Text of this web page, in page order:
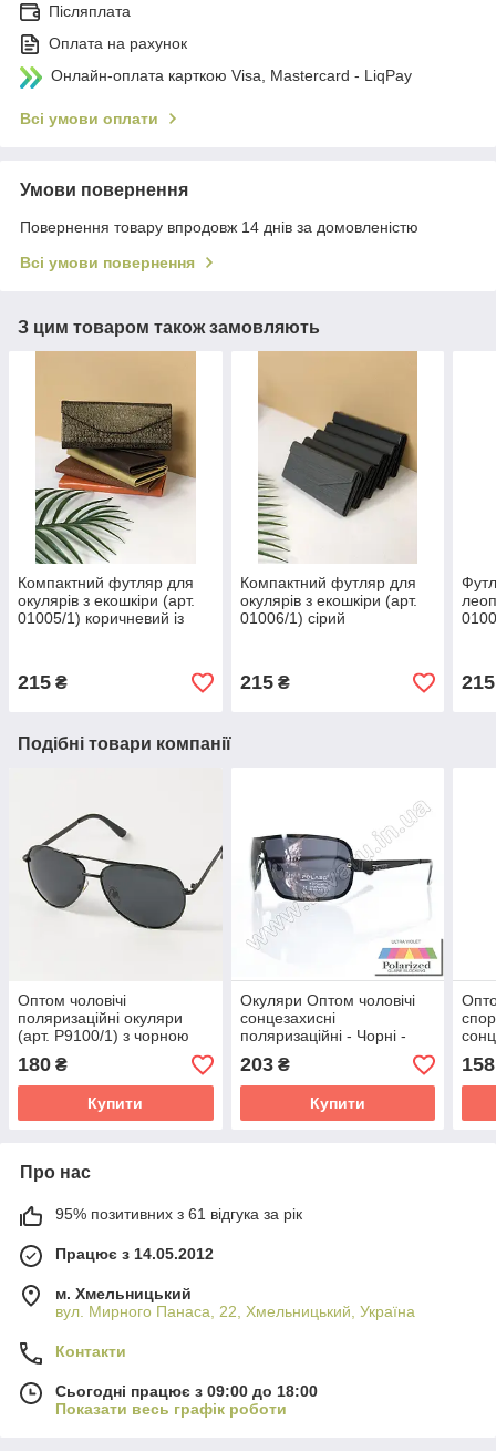
Післяплата
Оплата на рахунок
Онлайн-оплата карткою Visa, Mastercard - LiqPay
Всі умови оплати
Умови повернення
Повернення товару впродовж 14 днів за домовленістю
Всі умови повернення
З цим товаром також замовляють
Компактний футляр для
окулярів з екошкіри (арт.
01005/1) коричневий із
215 ₴
Компактний футляр для
окулярів з екошкіри (арт.
01006/1) сірий
215₴ 215
Подібні товари компанії
Оптом чоловічі
поляризаційні окуляри
(арт. P9100/1) з чорною
180 ₴
Купити
Окуляри Оптом чоловічі
сонцезахисні
поляризаційні - Чорні -
203₴
Купити
158
Про нас
95% позитивних з 61 відгука за рік
Працює з 14.05.2012
м. Хмельницький
вул. Мирного Панаса, 22, Хмельницький, Україна
Контакти
Сьогодні працює з 09:00 до 18:00
Показати весь графік роботи